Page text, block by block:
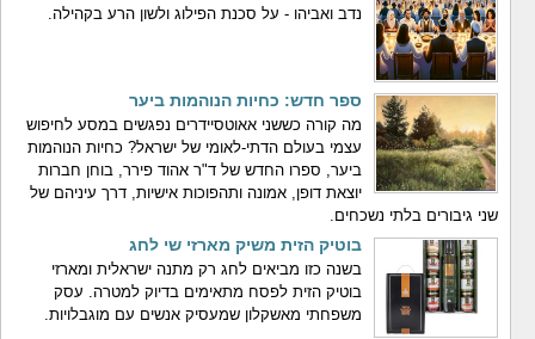
נדב ואביהו - על סכנת הפילוג ולשון הרע בקהילה.
ספר חדש: כחיות הנוהמות ביער
מה קורה כששני אאוטסיידרים נפגשים במסע לחיפוש
עצמי בעולם הדתי-לאומי של ישראל? כחיות הנוהמות
ביער, ספרו החדש של ד"ר אהוד פירר, בוחן חברות
יוצאת דופן, אמונה ותהפוכות אישיות, דרך עיניהם של
שני גיבורים בלתי נשכחים.
בוטיק הזית משיק מארזי שי לחג
בשנה כזו מביאים לחג רק מתנה ישראלית ומארזי
בוטיק הזית לפסח מתאימים בדיוק למטרה. עסק
משפחתי מאשקלון שמעסיק אנשים עם מוגבלויות.